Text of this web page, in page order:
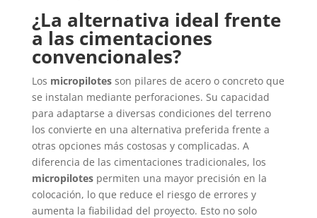
¿La alternativa ideal frente
a las cimentaciones
convencionales?
Los micropilotesson pilares de acero o concreto que
se instalan mediante perforaciones. Su capacidad
para adaptarse a diversas condiciones del terreno
los convierte en una alternativa preferida frente a
otras opciones más costosas y complicadas. A
diferencia de las cimentaciones tradicionales, los
micropilotespermiten una mayor precisión en la
colocación, lo que reduce el riesgo de errores y
aumenta la fiabilidad del proyecto. Esto no solo